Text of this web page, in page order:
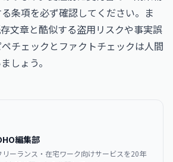
条項を必ず確認してください。ま
文章と酷似する盗用リスクや事実誤
チェックとファクトチェックは人間
しょう。
編集部
ーランス・在宅ワーク向けサービスを20年